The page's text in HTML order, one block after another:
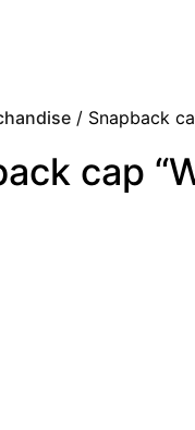
/ Snapback
cap